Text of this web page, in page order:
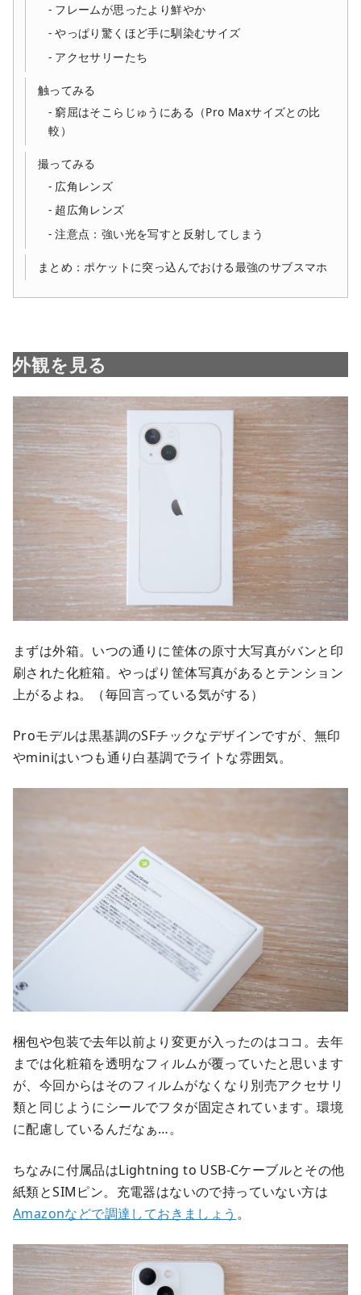
フレームが思ったより鮮やか
やっぱり驚くほど手に馴染むサイズ
アクセサリーたち
触ってみる
窮屈はそこらじゅうにある（Pro Maxサイズとの比
較）
撮ってみる
広角レンズ
超広角レンズ
注意点：強い光を写すと反射してしまう
まとめ：ポケットに突っ込んでおける最強のサブスマホ
外観を見る
まずは外箱。いつの通りに筐体の原寸大写真がバンと印
刷された化粧箱。やっぱり筐体写真があるとテンション
上がるよね。（毎回言っている気がする）
Proモデルは黒基調のSFチックなデザインですが、無印
やminiはいつも通り白基調でライトな雰囲気。
梱包や包装で去年以前より変更が入ったのはココ。去年
までは化粧箱を透明なフィルムが覆っていたと思います
が、今回からはそのフィルムがなくなり別売アクセサリ
類と同じようにシールでフタが固定されています。環境
に配慮しているんだなぁ…。
ちなみに付属品はLightning to USB-Cケーブルとその他
紙類とSIMピン。充電器はないので持っていない方は
Amazonなどで調達しておきましょう 。